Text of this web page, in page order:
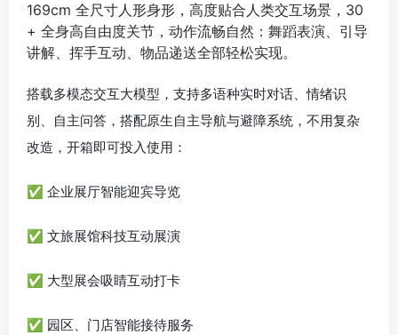
169cm 全尺寸人形身形，高度贴合人类交互场景，30
+ 全身高自由度关节，动作流畅自然：舞蹈表演、引导
讲解、挥手互动、物品递送全部轻松实现。
搭载多模态交互大模型，支持多语种实时对话、情绪识
别、自主问答，搭配原生自主导航与避障系统，不用复杂
改造，开箱即可投入使用：
✅ 企业展厅智能迎宾导览
✅ 文旅展馆科技互动展演
✅ 大型展会吸睛互动打卡
✅ 园区、门店智能接待服务